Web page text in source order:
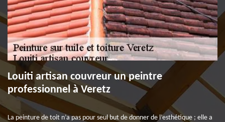
Louiti artisan couvreur un peintre
professionnel à Veretz
La peinture de toit n’a pas pour seul but de donner de l’esthétique ; elle a